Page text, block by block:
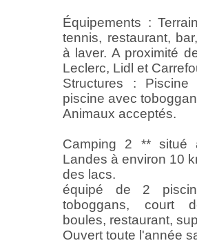
Équipements :
tennis, restaurant,
à laver. A proximité
Leclerc, Lidl et
Structures :
piscine avec
Animaux acceptés.
Camping 2 ** situé
Landes à environ 10
des lacs.
équipé de 2
toboggans, court
boules, restaurant,
Ouvert toute l'année